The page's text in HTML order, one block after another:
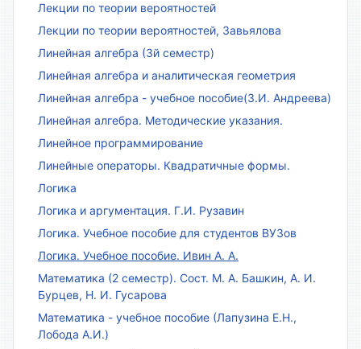
Лекции по теории вероятностей
Лекции по теории вероятностей, Завьялова
Линейная алгебра (3й семестр)
Линейная алгебра и аналитическая геометрия
Линейная алгебра - учебное пособие(З.И. Андреева)
Линейная алгебра. Методические указания.
Линейное программирование
Линейные операторы. Квадратичные формы.
Логика
Логика и аргументация. Г.И. Рузавин
Логика. Учебное пособие для студентов ВУЗов
Логика. Учебное пособие. Ивин А. А.
Математика (2 семестр). Сост. М. А. Башкин, А. И.
Бурцев, Н. И. Гусарова
Математика - учебное пособие (Лапузина Е.Н.,
Лобода А.И.)